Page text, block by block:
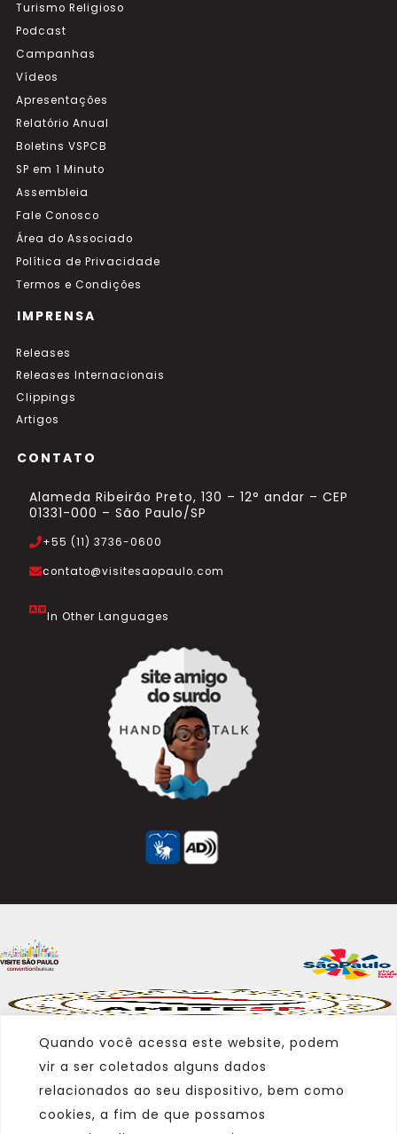
Quando você acessa este website, podem
vir a ser coletados alguns dados
relacionados ao seu dispositivo, bem como
cookies, a fim de que possamos
Turismo Religioso
Podcast
Campanhas
Vídeos
Apresentações
Relatório Anual
Boletins VSPCB
SP em 1 Minuto
Assembleia
Fale Conosco
Área do Associado
Política de Privacidade
Termos e Condições
IMPRENSA
Releases
Releases Internacionais
Clippings
Artigos
CONTATO
Alameda Ribeirão Preto, 130 – 12° andar – CEP
01331-000 – São Paulo/SP
+55 (11) 3736-0600
contato@visitesaopaulo.com
In Other Languages